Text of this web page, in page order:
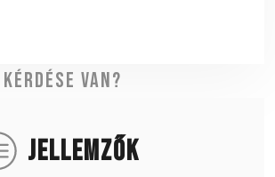
Kérdése van?
JELLEMZŐK